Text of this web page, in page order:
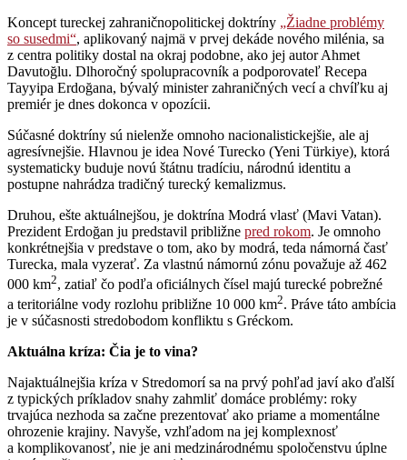
Koncept tureckej zahraničnopolitickej doktríny „Žiadne problémy
so susedmi“, aplikovaný najmä v prvej dekáde nového milénia, sa
z centra politiky dostal na okraj podobne, ako jej autor Ahmet
Davutoğlu. Dlhoročný spolupracovník a podporovateľ Recepa
Tayyipa Erdoğana, bývalý minister zahraničných vecí a chvíľku aj
premiér je dnes dokonca v opozícii.
Súčasné doktríny sú nielenže omnoho nacionalistickejšie, ale aj
agresívnejšie. Hlavnou je idea Nové Turecko (Yeni Türkiye), ktorá
systematicky buduje novú štátnu tradíciu, národnú identitu a
postupne nahrádza tradičný turecký kemalizmus.
Druhou, ešte aktuálnejšou, je doktrína Modrá vlasť (Mavi Vatan).
Prezident Erdoğan ju predstavil približne pred rokom. Je omnoho
konkrétnejšia v predstave o tom, ako by modrá, teda námorná časť
Turecka, mala vyzerať. Za vlastnú námornú zónu považuje až 462
000 km2, zatiaľ čo podľa oficiálnych čísel majú turecké pobrežné
a teritoriálne vody rozlohu približne 10 000 km2. Práve táto ambícia
je v súčasnosti stredobodom konfliktu s Gréckom.
Aktuálna kríza: Čia je to vina?
Najaktuálnejšia kríza v Stredomorí sa na prvý pohľad javí ako ďalší
z typických príkladov snahy zahmliť domáce problémy: roky
trvajúca nezhoda sa začne prezentovať ako priame a momentálne
ohrozenie krajiny. Navyše, vzhľadom na jej komplexnosť
a komplikovanosť, nie je ani medzinárodnému spoločenstvu úplne